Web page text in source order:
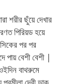
শরীর ছুঁয়ে দেখার
পিরিয়ড হয়ে
পর পর
পায় বেশী বেশী |
বাথরুমে